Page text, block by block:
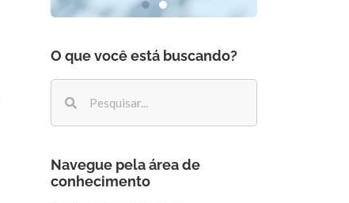
O que você está buscando?
Navegue pela área de
conhecimento